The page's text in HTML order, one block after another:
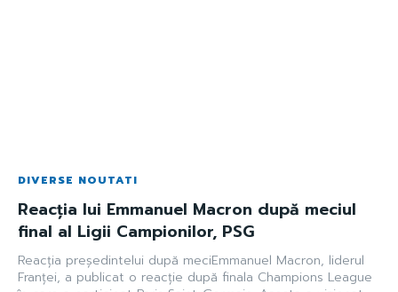
DIVERSE NOUTATI
Reacția lui Emmanuel Macron după meciul
final al Ligii Campionilor, PSG
Reacția președintelui după meciEmmanuel Macron, liderul
Franței, a publicat o reacție după finala Champions League